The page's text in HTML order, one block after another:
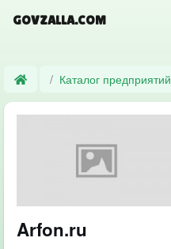
GOVZALLA.COM
Каталог предприятий
Arfon.ru